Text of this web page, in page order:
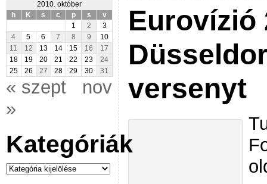
2010. október
h
K s c p s
v
1
2
3
4
5 6 7 8 9
10
11
12 13 14 15 16
17
18
19 20 21 22 23
24
25
26 27 28 29 30 31
« szept
nov
»
Kategóriák
Kategóriák
Eurovízió
versenyt